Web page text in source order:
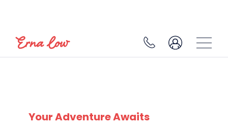
Your Adventure Awaits